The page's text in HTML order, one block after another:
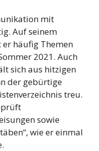
mit
Auf seinem
häufig Themen
2021. Auch
sich aus hitzigen
der gebürtige
treu.
sowie
wie er einmal